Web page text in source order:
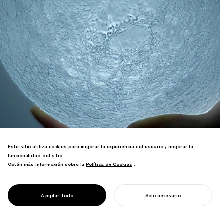
PROJECT
LA LUNA
inadvertidamente innumerables
Este sitio utiliza cookies para mejorar la experiencia del usuario y mejorar la
funcionalidad del sitio.
Obtén más información sobre la Política de Cookies
Política de Cookies .
Aceptar Todo Solo necesario